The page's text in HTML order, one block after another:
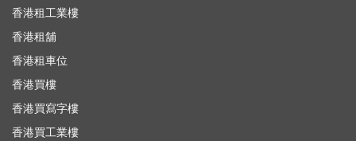
香港租工業樓
香港租舖
香港租車位
香港買樓
香港買寫字樓
香港買工業樓